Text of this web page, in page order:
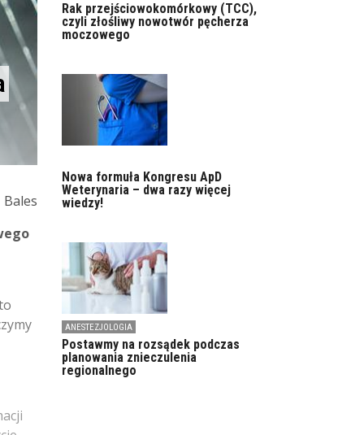
Bales
Rak przejściowokomórkowy (TCC),
czyli złośliwy nowotwór pęcherza
moczowego
Nowa formuła Kongresu ApD
Weterynaria – dwa razy więcej
wiedzy!
ANESTEZJOLOGIA
Postawmy na rozsądek podczas
planowania znieczulenia
regionalnego